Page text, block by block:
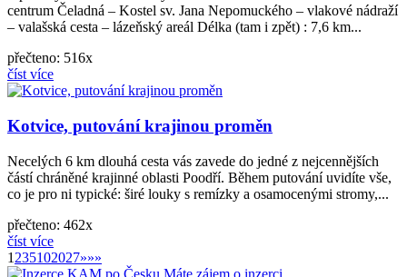
centrum Čeladná – Kostel sv. Jana Nepomuckého – vlakové nádraží
– valašská cesta – lázeňský areál Délka (tam i zpět) : 7,6 km...
přečteno: 516x
číst více
Kotvice, putování krajinou proměn
Necelých 6 km dlouhá cesta vás zavede do jedné z nejcennějších
částí chráněné krajinné oblasti Poodří. Během putování uvidíte vše,
co je pro ni typické: širé louky s remízky a osamocenými stromy,...
přečteno: 462x
číst více
1 235102027»»
»»
Máte zájem o inzerci